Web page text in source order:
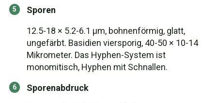
Sporen
12.5-18 × 5.2-6.1 μm, bohnenförmig, glatt,
ungefärbt. Basidien viersporig, 40-50 × 10-14
Mikrometer. Das Hyphen-System ist
monomitisch, Hyphen mit Schnallen.
Sporenabdruck